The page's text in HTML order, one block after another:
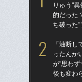
りゅう“
的だった
ち破った
「油断
ったんか
が“思わ
後も変わ